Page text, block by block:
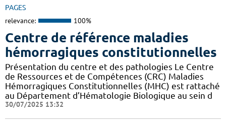
PAGES
relevance: 100%
Centre de référence maladies
hémorragiques constitutionnelles
Présentation du centre et des pathologies Le Centre
de Ressources et de Compétences (CRC) Maladies
Hémorragiques Constitutionnelles (MHC) est rattaché
au Département d’Hématologie Biologique au sein d
30/07/2025 13:32